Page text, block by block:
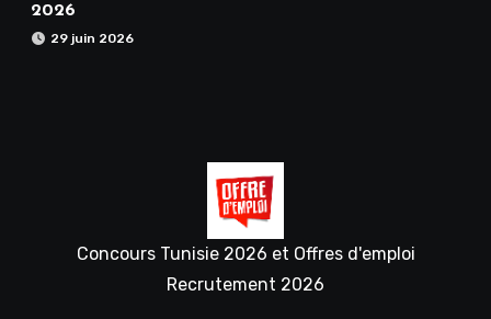
2026
29 juin 2026
Concours Tunisie 2026 et Offres d'emploi
Recrutement 2026